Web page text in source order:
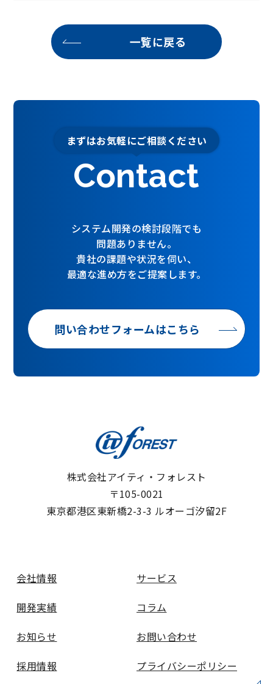
一覧に戻る
まずはお気軽にご相談ください
Contact
システム開発の検討段階でも
問題ありません。
貴社の課題や状況を伺い、
最適な進め方をご提案します。
問い合わせフォームはこちら
株式会社アイティ・フォレスト
〒105-0021
東京都港区東新橋2-3-3 ルオーゴ汐留2F
会社情報
サービス
開発実績
コラム
お知らせ
お問い合わせ
採用情報
プライバシーポリシー